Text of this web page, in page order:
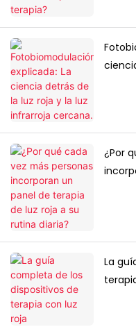
¿Por
La